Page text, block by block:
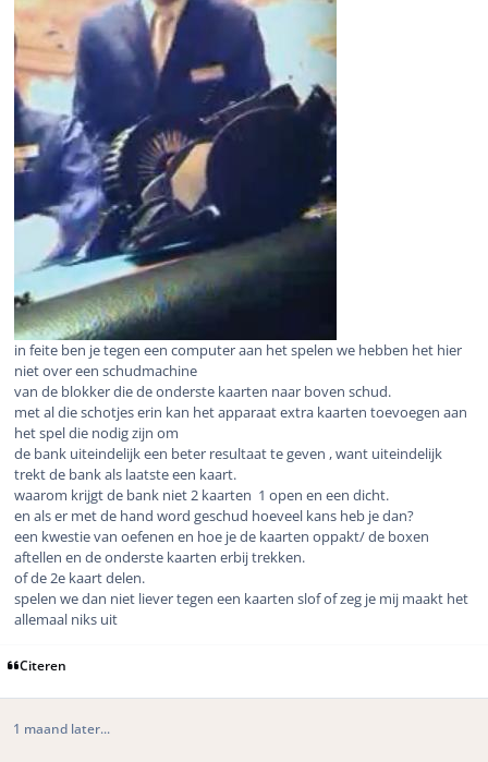
in feite ben je tegen een computer aan het spelen we hebben het hier
niet over een schudmachine
van de blokker die de onderste kaarten naar boven schud.
met al die schotjes erin kan het apparaat extra kaarten toevoegen aan
het spel die nodig zijn om
de bank uiteindelijk een beter resultaat te geven , want uiteindelijk
trekt de bank als laatste een kaart.
waarom krijgt de bank niet 2 kaarten 1 open en een dicht.
en als er met de hand word geschud hoeveel kans heb je dan?
een kwestie van oefenen en hoe je de kaarten oppakt/ de boxen
aftellen en de onderste kaarten erbij trekken.
of de 2e kaart delen.
spelen we dan niet liever tegen een kaarten slof of zeg je mij maakt het
allemaal niks uit
Citeren
1 maand later...